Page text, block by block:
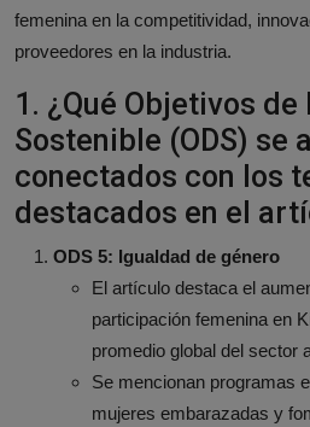
femenina en la competitividad,
proveedores en la industria.
1. ¿Qué Objetivos
Sostenible (ODS) se
conectados con los
destacados en el
ODS 5: Igualdad de género
El artículo destaca el
participación femenina en
promedio global del sector
Se mencionan programas
mujeres embarazadas y